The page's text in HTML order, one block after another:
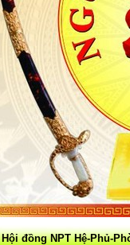
Hội đồng NPT Hệ-Phủ-